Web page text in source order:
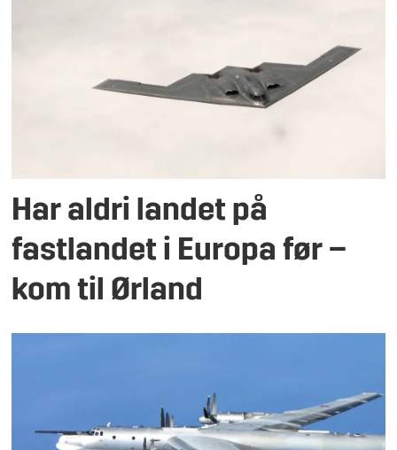
Har aldri landet på
fastlandet i Europa før –
kom til Ørland